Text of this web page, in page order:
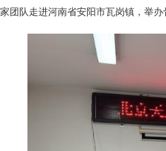
家团队走进河南省安阳市瓦岗镇，举办